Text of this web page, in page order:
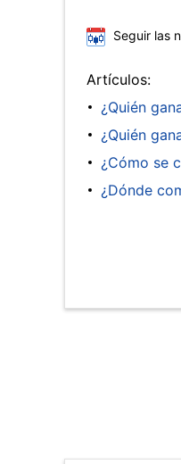
Seguir las
Artículos:
¿Quién
¿Quién
¿Cómo se
¿Dónde